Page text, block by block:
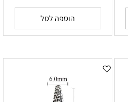
הוספה לסל